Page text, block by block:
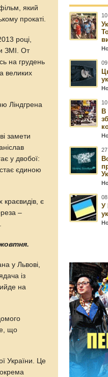
який
прокаті.
році,
ЗМІ. От
на грудень
великих
Ліндгрена
замети
у двобої:
єдиною
краєвидів, є
–
у Львові,
із
на
що
України. Це
В
У